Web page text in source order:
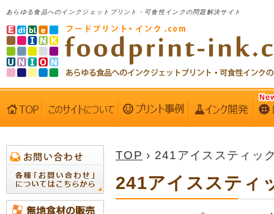
あらゆる食品へのインクジェットプリント・可食性インクの問題解決サイト
TOP › 241アイススティッ
241アイススティ